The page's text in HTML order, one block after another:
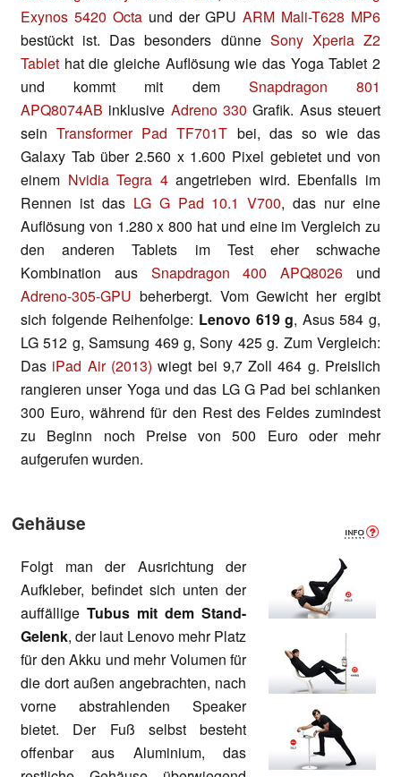
Exynos 5420 Octaund der GPUARM Mali-T628 MP6
bestückt ist. Das besonders dünne Sony Xperia Z2
Tablet hat die gleiche Auflösung wie das Yoga Tablet 2
und kommt mit dem Snapdragon 801
APQ8074AB inklusive Adreno 330 Grafik. Asus steuert
seinTransformer Pad TF701T bei, das so wie das
Galaxy Tab über 2.560 x 1.600 Pixel gebietet und von
einem Nvidia Tegra 4angetrieben wird. Ebenfalls im
Rennen ist das LG G Pad 10.1 V700, das nur eine
Auflösung von 1.280 x 800 hat und eine im Vergleich zu
den anderen Tablets im Test eher schwache
Kombination aus Snapdragon 400 APQ8026 und
Adreno-305-GPU beherbergt. Vom Gewicht her ergibt
sich folgende Reihenfolge: Lenovo 619 g, Asus 584 g,
LG 512 g, Samsung 469 g, Sony 425 g. Zum Vergleich:
Das iPad Air (2013) wiegt bei 9,7 Zoll 464 g. Preislich
rangieren unser Yoga und das LG G Pad bei schlanken
300 Euro, während für den Rest des Feldes zumindest
zu Beginn noch Preise von 500 Euro oder mehr
aufgerufen wurden.
Gehäuse
Folgt man der Ausrichtung der
Aufkleber, befindet sich unten der
auffällige Tubus mit dem Stand-
Gelenk, der laut Lenovo mehr Platz
für den Akku und mehr Volumen für
die dort außen angebrachten, nach
vorne abstrahlenden Speaker
bietet. Der Fuß selbst besteht
offenbar aus Aluminium, das